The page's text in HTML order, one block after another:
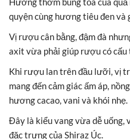
quyện cùng hương tiêu đen và
Vị rượu cân bằng, đậm đà
axit vừa phải giúp rượu có cấu
Khi rượu lan trên đầu lưỡi, vị
mang đến cảm giác ấm áp,
hương cacao, vani và khói nhẹ.
Đây là kiểu vang vừa dễ uống,
đặc trưng của Shiraz Úc.